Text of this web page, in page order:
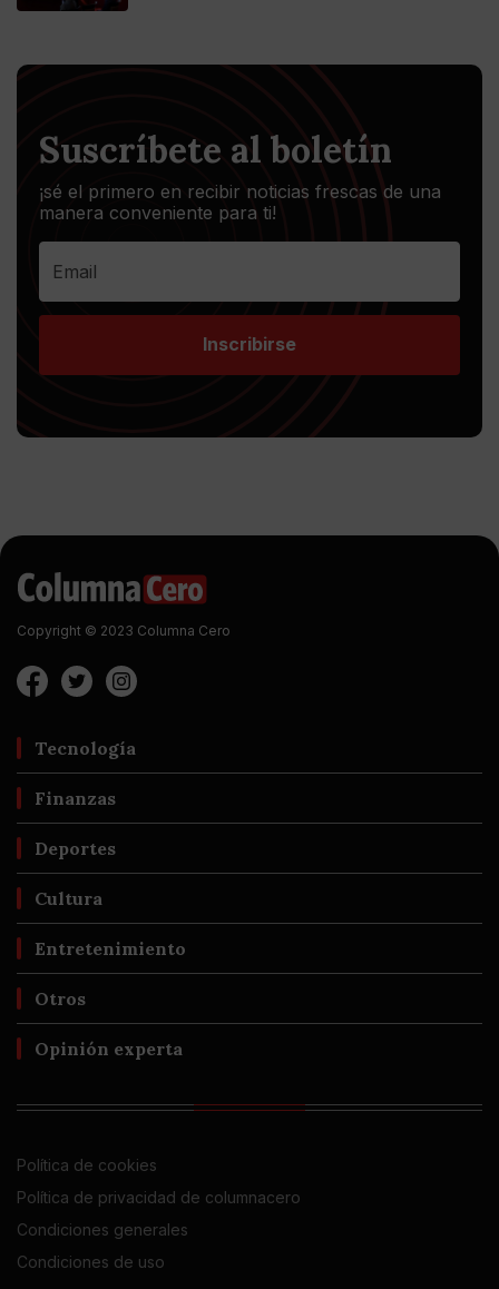
Suscríbete al boletín
¡sé el primero en recibir noticias frescas de una
manera conveniente para ti!
Inscribirse
Copyright © 2023 Columna Cero
Tecnología
Finanzas
Deportes
Cultura
Entretenimiento
Otros
Opinión experta
Política de cookies
Política de privacidad de columnacero
Condiciones generales
Condiciones de uso